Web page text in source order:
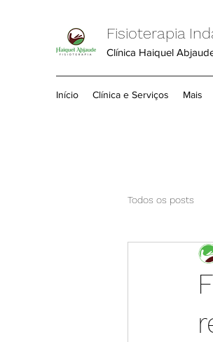
Fisioterapia
Clínica Haiquel
Início Clínica e Serviços Mais
Todos os posts